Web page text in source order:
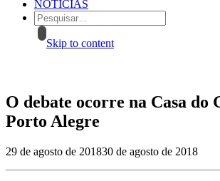
NOTÍCIAS
Skip to content
O debate ocorre na Casa do
Porto Alegre
29 de agosto de 201830 de agosto de 2018